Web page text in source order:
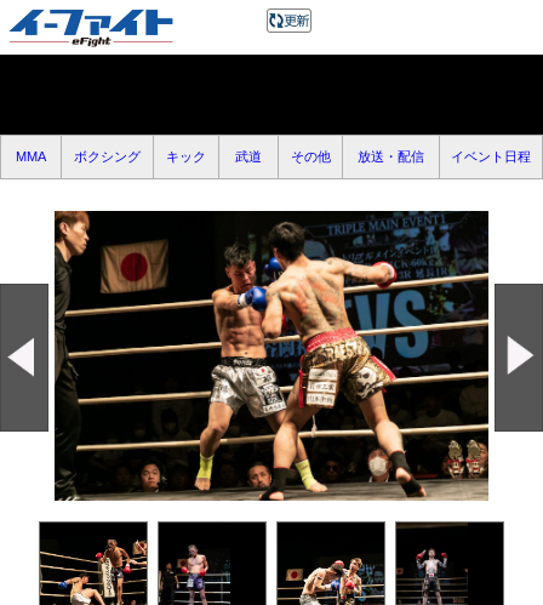
MMA ボクシング キック 武道 その他 放送・配信 イベント日程